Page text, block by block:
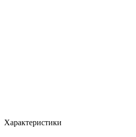
Характеристики